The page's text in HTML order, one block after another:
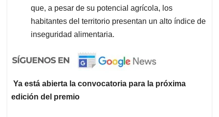
que, a pesar de su potencial agrícola, los
habitantes del territorio presentan un alto índice de
inseguridad alimentaria.
Ya está abierta la convocatoria para la próxima
edición del premio